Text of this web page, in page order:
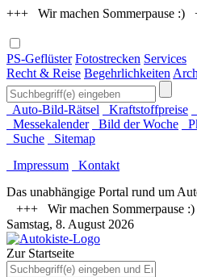
+++ Wir machen Sommerpause :)
PS-Geflüster Fotostrecken Services
Recht & Reise Begehrlichkeiten
Auto-Bild-Rätsel Kraftstoffpreise
Messekalender
Bild der Woche
Suche
Sitemap
Impressum
Kontakt
Das unabhängige Portal rund um
+++ Wir machen Sommerpause
Samstag, 8. August 2026
Zur Startseite